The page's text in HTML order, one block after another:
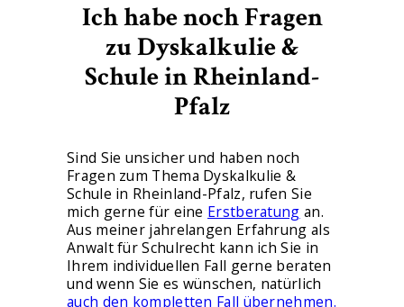
Ich habe noch Fragen
zu Dyskalkulie &
Schule in Rheinland-
Pfalz
Sind Sie unsicher und haben noch
Fragen zum Thema Dyskalkulie &
Schule in Rheinland-Pfalz, rufen Sie
mich gerne für eine Erstberatung an.
Aus meiner jahrelangen Erfahrung als
Anwalt für Schulrecht kann ich Sie in
Ihrem individuellen Fall gerne beraten
und wenn Sie es wünschen, natürlich
auch den kompletten Fall übernehmen.